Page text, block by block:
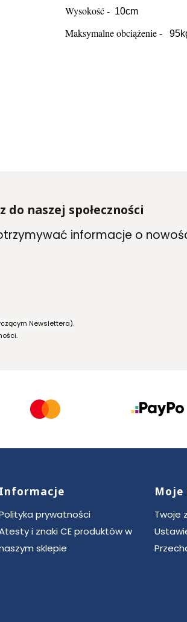
Wysokość - 10cm
Maksymalne obciążenie -
do naszej społeczności
informacje o
Newslettera).
Informacje
prywatności
i znaki CE produktów w
sklepie
Moje
Twoje